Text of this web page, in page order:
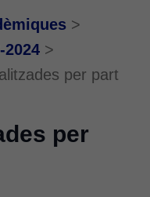
>
2024 >
per part
per